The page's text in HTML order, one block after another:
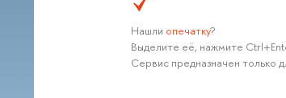
Нашли опечатку?
Выделите её, нажмите
Сервис предназначен только